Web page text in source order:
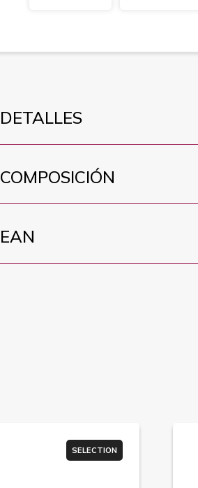
DETALLES
COMPOSICIÓN
EAN
SELECTION